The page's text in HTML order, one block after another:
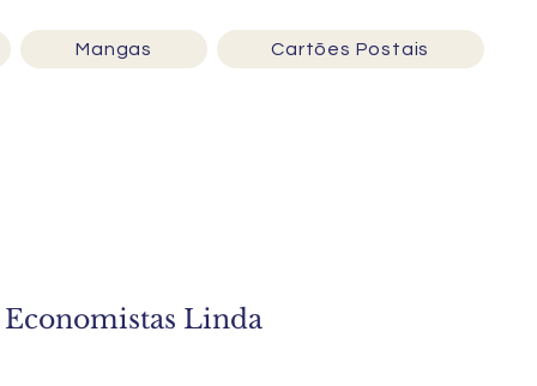
Mangas Cartões Postais
Economistas Linda